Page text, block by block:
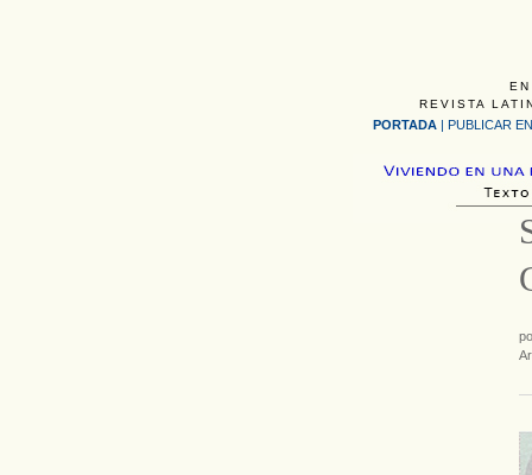
REVISTA
PORTADA | PUBLICAR